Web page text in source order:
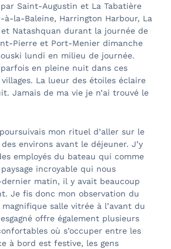
Saint-Augustin et La Tabatière
à-la-Baleine, Harrington Harbour, La
et Natashquan durant la journée de
Pierre et Port-Menier dimanche
lundi en milieu de journée.
en pleine nuit dans ces
La lueur des étoiles éclaire
Jamais de ma vie je n’ai trouvé le
mon rituel d’aller sur le
environs avant le déjeuner. J’y
employés du bateau qui comme
incroyable qui nous
dernier matin, il y avait beaucoup
Je fis donc mon observation du
salle vitrée à l’avant du
offre également plusieurs
où s’occuper entre les
à bord est festive, les gens